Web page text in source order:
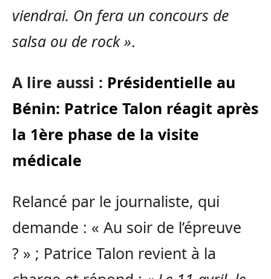
viendrai. On fera un concours de
salsa ou de rock ».
A lire aussi : Présidentielle au
Bénin: Patrice Talon réagit après
la 1ère phase de la visite
médicale
Relancé par le journaliste, qui
demande : « Au soir de l’épreuve
? » ; Patrice Talon revient à la